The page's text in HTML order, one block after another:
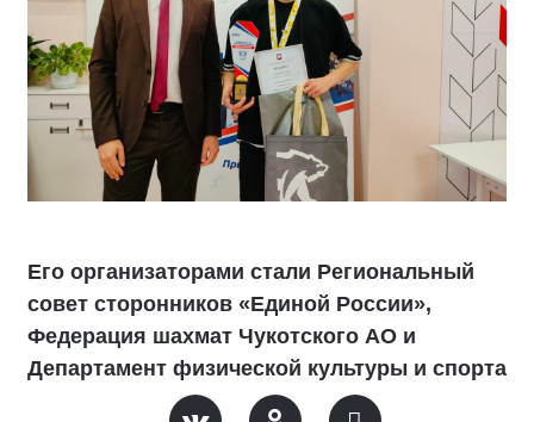
Его организаторами стали Региональный
совет сторонников «Единой России»,
Федерация шахмат Чукотского АО и
Департамент физической культуры и спорта